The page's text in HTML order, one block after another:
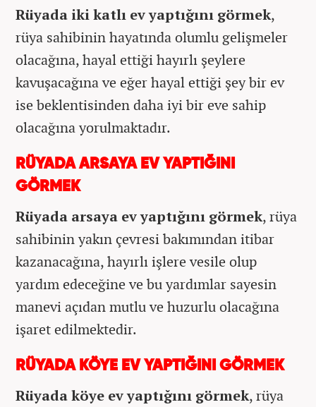
Rüyada iki katlı ev yaptığını görmek,
rüya sahibinin hayatında olumlu gelişmeler
olacağına, hayal ettiği hayırlı şeylere
kavuşacağına ve eğer hayal ettiği şey bir ev
ise beklentisinden daha iyi bir eve sahip
olacağına yorulmaktadır.
RÜYADA ARSAYA EV YAPTIĞINI
GÖRMEK
Rüyada arsaya ev yaptığını görmek, rüya
sahibinin yakın çevresi bakımından itibar
kazanacağına, hayırlı işlere vesile olup
yardım edeceğine ve bu yardımlar sayesin
manevi açıdan mutlu ve huzurlu olacağına
işaret edilmektedir.
RÜYADA KÖYE EV YAPTIĞINI GÖRMEK
Rüyada köye ev yaptığını görmek, rüya